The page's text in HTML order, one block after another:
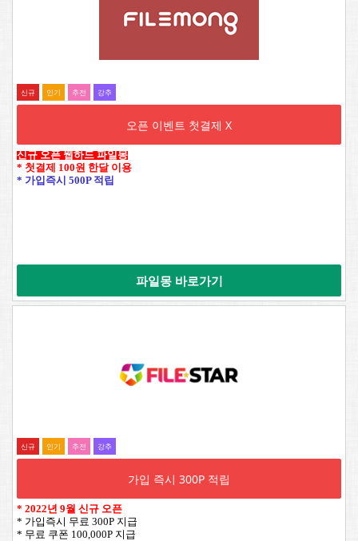
신규 인기 추전 강추
오픈 이벤트 첫결제 X
신규 오픈 웹하드 파일몽
* 첫결제 100원 한달 이용
* 가입즉시 500P 적립
파일몽 바로가기
신규 인기 추전 강추
가입 즉시 300P 적립
* 2022년 9월 신규 오픈
* 가입즉시 무료 300P 지급
* 무료 쿠폰 100,000P 지급